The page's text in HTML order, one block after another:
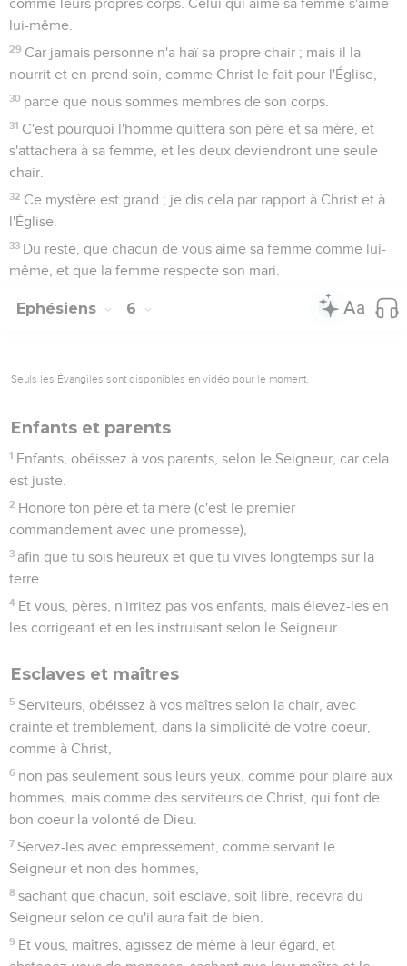
comme leurs propres corps. Celui qui aime sa femme s'aime
lui-même.
29 Car jamais personne n'a haï sa propre chair ; mais il la
nourrit et en prend soin, comme Christ le fait pour l'Église,
30 parce que nous sommes membres de son corps.
31 C'est pourquoi l'homme quittera son père et sa mère, et
s'attachera à sa femme, et les deux deviendront une seule
chair.
32 Ce mystère est grand ; je dis cela par rapport à Christ et à
l'Église.
33 Du reste, que chacun de vous aime sa femme comme lui-
même, et que la femme respecte son mari.
Ephésiens 6
Seuls les Évangiles sont disponibles en vidéo pour le moment.
Enfants et parents
1 Enfants, obéissez à vos parents, selon le Seigneur, car cela
est juste.
2 Honore ton père et ta mère (c'est le premier
commandement avec une promesse),
3 afin que tu sois heureux et que tu vives longtemps sur la
terre.
4 Et vous, pères, n'irritez pas vos enfants, mais élevez-les en
les corrigeant et en les instruisant selon le Seigneur.
Esclaves et maîtres
5 Serviteurs, obéissez à vos maîtres selon la chair, avec
crainte et tremblement, dans la simplicité de votre coeur,
comme à Christ,
6 non pas seulement sous leurs yeux, comme pour plaire aux
hommes, mais comme des serviteurs de Christ, qui font de
bon coeur la volonté de Dieu.
7 Servez-les avec empressement, comme servant le
Seigneur et non des hommes,
8 sachant que chacun, soit esclave, soit libre, recevra du
Seigneur selon ce qu'il aura fait de bien.
9 Et vous, maîtres, agissez de même à leur égard, et